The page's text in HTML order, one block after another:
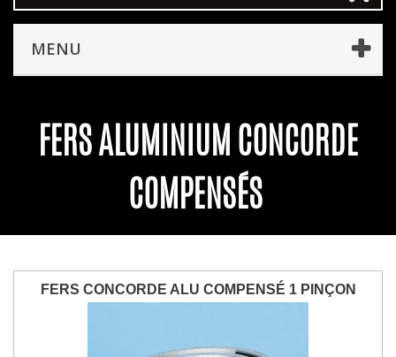
MENU
FERS ALUMINIUM CONCORDE
COMPENSÉS
FERS CONCORDE ALU COMPENSÉ 1 PINÇON